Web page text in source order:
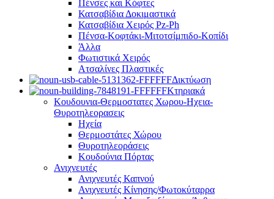
Πένσες και Κόφτες
Κατσαβίδια Δοκιμαστικά
Κατσαβίδια Χειρός Pz-Ph
Πένσα-Κοφτάκι-Μιτοτσίμπιδο-Κοπίδι
Άλλα
Φωτιστικά Χειρός
Ατσαλίνες Πλαστικές
Δικτύωση
Κτηριακά
Κουδουνια-Θερμοστατες Χωρου-Ηχεια-
Θυροτηλεορασεις
Ηχεία
Θερμοστάτες Χώρου
Θυροτηλεοράσεις
Κουδούνια Πόρτας
Ανιχνευτές
Ανιχνευτές Καπνού
Ανιχνευτές Κίνησης/Φωτοκύταρρα